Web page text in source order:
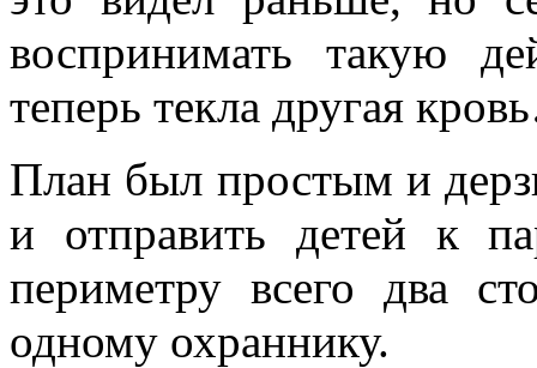
воспринимать такую
теперь текла другая
План был простым и
и отправить детей к
периметру всего два
одному охраннику.